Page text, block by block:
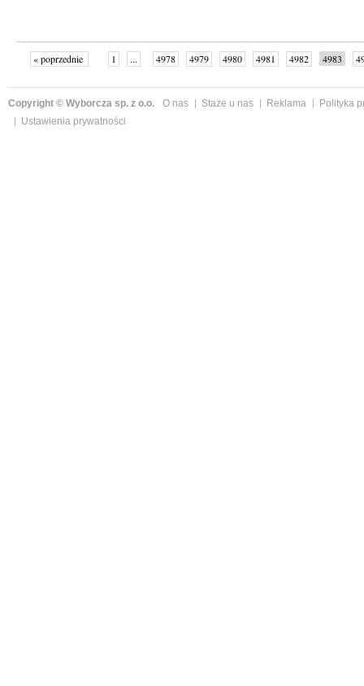
« poprzednie 1 ... 4978 4979 4980 4981 4982 4983
Copyright © Wyborcza sp. z o.o. O nas Staże u nas Reklama
Polityka
Ustawienia prywatności